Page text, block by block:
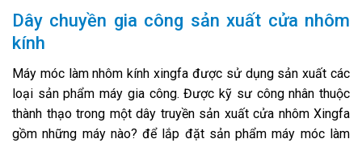
Dây chuyền gia công sản xuất cửa nhôm
kính
Máy móc làm nhôm kính xingfa được sử dụng sản xuất các
loại sản phẩm máy gia công. Được kỹ sư công nhân thuộc
thành thạo trong một dây truyền sản xuất cửa nhôm Xingfa
gồm những máy nào? để lắp đặt sản phẩm máy móc làm